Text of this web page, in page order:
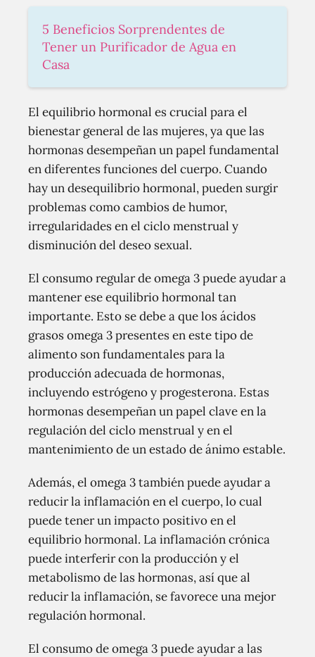
5 Beneficios Sorprendentes de
Tener un Purificador de Agua en
Casa
El equilibrio hormonal es crucial para el
bienestar general de las mujeres, ya que las
hormonas desempeñan un papel fundamental
en diferentes funciones del cuerpo. Cuando
hay un desequilibrio hormonal, pueden surgir
problemas como cambios de humor,
irregularidades en el ciclo menstrual y
disminución del deseo sexual.
El consumo regular de omega 3 puede ayudar a
mantener ese equilibrio hormonal tan
importante. Esto se debe a que los ácidos
grasos omega 3 presentes en este tipo de
alimento son fundamentales para la
producción adecuada de hormonas,
incluyendo estrógeno y progesterona. Estas
hormonas desempeñan un papel clave en la
regulación del ciclo menstrual y en el
mantenimiento de un estado de ánimo estable.
Además, el omega 3 también puede ayudar a
reducir la inflamación en el cuerpo, lo cual
puede tener un impacto positivo en el
equilibrio hormonal. La inflamación crónica
puede interferir con la producción y el
metabolismo de las hormonas, así que al
reducir la inflamación, se favorece una mejor
regulación hormonal.
El consumo de omega 3 puede ayudar a las